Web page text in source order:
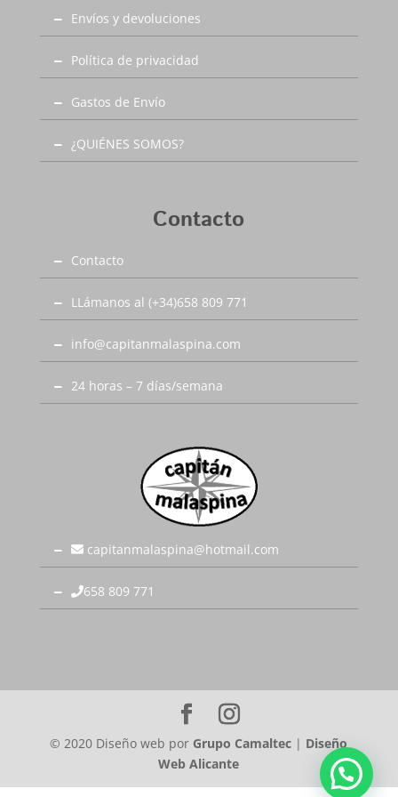
Envíos y devoluciones
Política de privacidad
Gastos de Envío
¿QUIÉNES SOMOS?
Contacto
Contacto
LLámanos al (+34)658 809 771
info@capitanmalaspina.com
24 horas – 7 días/semana
capitanmalaspina@hotmail.com
658 809 771
© 2020 Diseño web por Grupo Camaltec | Diseño
Web Alicante